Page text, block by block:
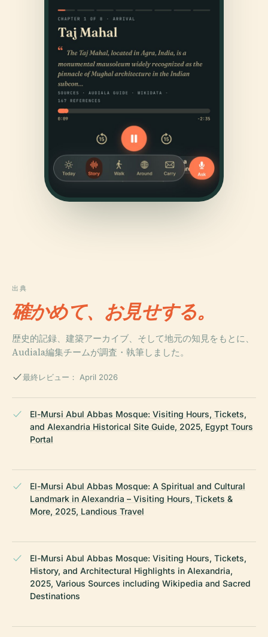
出典
確かめて、お見せする。
歴史的記録、建築アーカイブ、そして地元の知見をもとに、
Audiala編集チームが調査・執筆しました。
最終レビュー： April 2026
El-Mursi Abul Abbas Mosque: Visiting Hours, Tickets,
and Alexandria Historical Site Guide, 2025, Egypt Tours
Portal
El-Mursi Abul Abbas Mosque: A Spiritual and Cultural
Landmark in Alexandria – Visiting Hours, Tickets &
More, 2025, Landious Travel
El-Mursi Abul Abbas Mosque: Visiting Hours, Tickets,
History, and Architectural Highlights in Alexandria,
2025, Various Sources including Wikipedia and Sacred
Destinations